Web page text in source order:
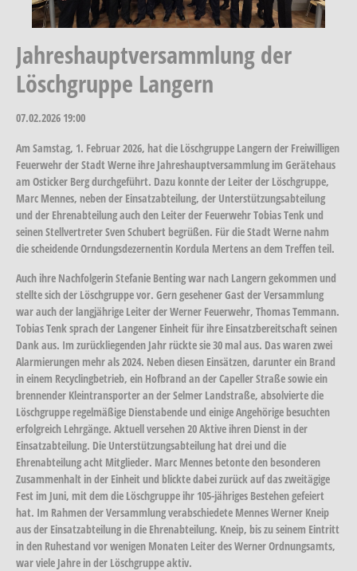
Jahreshauptversammlung der
Löschgruppe Langern
07.02.2026 19:00
Am Samstag, 1. Februar 2026, hat die Löschgruppe Langern der Freiwilligen
Feuerwehr der Stadt Werne ihre Jahreshauptversammlung im Gerätehaus
am Osticker Berg durchgeführt. Dazu konnte der Leiter der Löschgruppe,
Marc Mennes, neben der Einsatzabteilung, der Unterstützungsabteilung
und der Ehrenabteilung auch den Leiter der Feuerwehr Tobias Tenk und
seinen Stellvertreter Sven Schubert begrüßen. Für die Stadt Werne nahm
die scheidende Orndungsdezernentin Kordula Mertens an dem Treffen teil.
Auch ihre Nachfolgerin Stefanie Benting war nach Langern gekommen und
stellte sich der Löschgruppe vor. Gern gesehener Gast der Versammlung
war auch der langjährige Leiter der Werner Feuerwehr, Thomas Temmann.
Tobias Tenk sprach der Langener Einheit für ihre Einsatzbereitschaft seinen
Dank aus. Im zurückliegenden Jahr rückte sie 30 mal aus. Das waren zwei
Alarmierungen mehr als 2024. Neben diesen Einsätzen, darunter ein Brand
in einem Recyclingbetrieb, ein Hofbrand an der Capeller Straße sowie ein
brennender Kleintransporter an der Selmer Landstraße, absolvierte die
Löschgruppe regelmäßige Dienstabende und einige Angehörige besuchten
erfolgreich Lehrgänge. Aktuell versehen 20 Aktive ihren Dienst in der
Einsatzabteilung. Die Unterstützungsabteilung hat drei und die
Ehrenabteilung acht Mitglieder. Marc Mennes betonte den besonderen
Zusammenhalt in der Einheit und blickte dabei zurück auf das zweitägige
Fest im Juni, mit dem die Löschgruppe ihr 105-jähriges Bestehen gefeiert
hat. Im Rahmen der Versammlung verabschiedete Mennes Werner Kneip
aus der Einsatzabteilung in die Ehrenabteilung. Kneip, bis zu seinem Eintritt
in den Ruhestand vor wenigen Monaten Leiter des Werner Ordnungsamts,
war viele Jahre in der Löschgruppe aktiv.